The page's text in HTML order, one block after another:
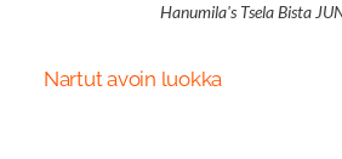
Hanumila's Tsela Bista
Nartut avoin luokka